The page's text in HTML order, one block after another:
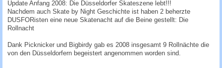
Update Anfang 2008: Die Düsseldorfer Skateszene lebt!!!
Nachdem auch Skate by Night Geschichte ist haben 2 beherzte
DUSFORisten eine neue Skatenacht auf die Beine gestellt: Die
Rollnacht
Dank Picknicker und Bigbirdy gab es 2008 insgesamt 9 Rollnächte die
von den Düsseldorfern begeistert angenommen worden sind.